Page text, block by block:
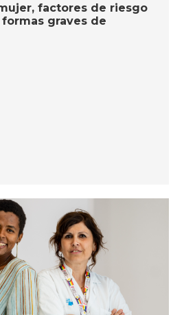
factores de riesgo
graves de